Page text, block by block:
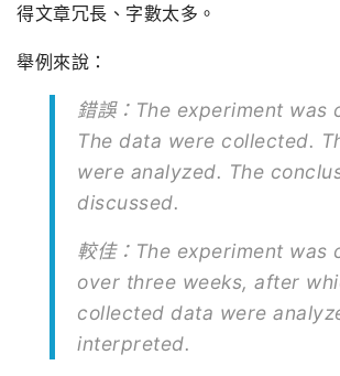
得文章冗長、字數太多。
舉例來說：
錯誤：The experiment was
The data were collected.
were analyzed. The
discussed.
較佳：The experiment was
over three weeks, after
collected data were
interpreted.